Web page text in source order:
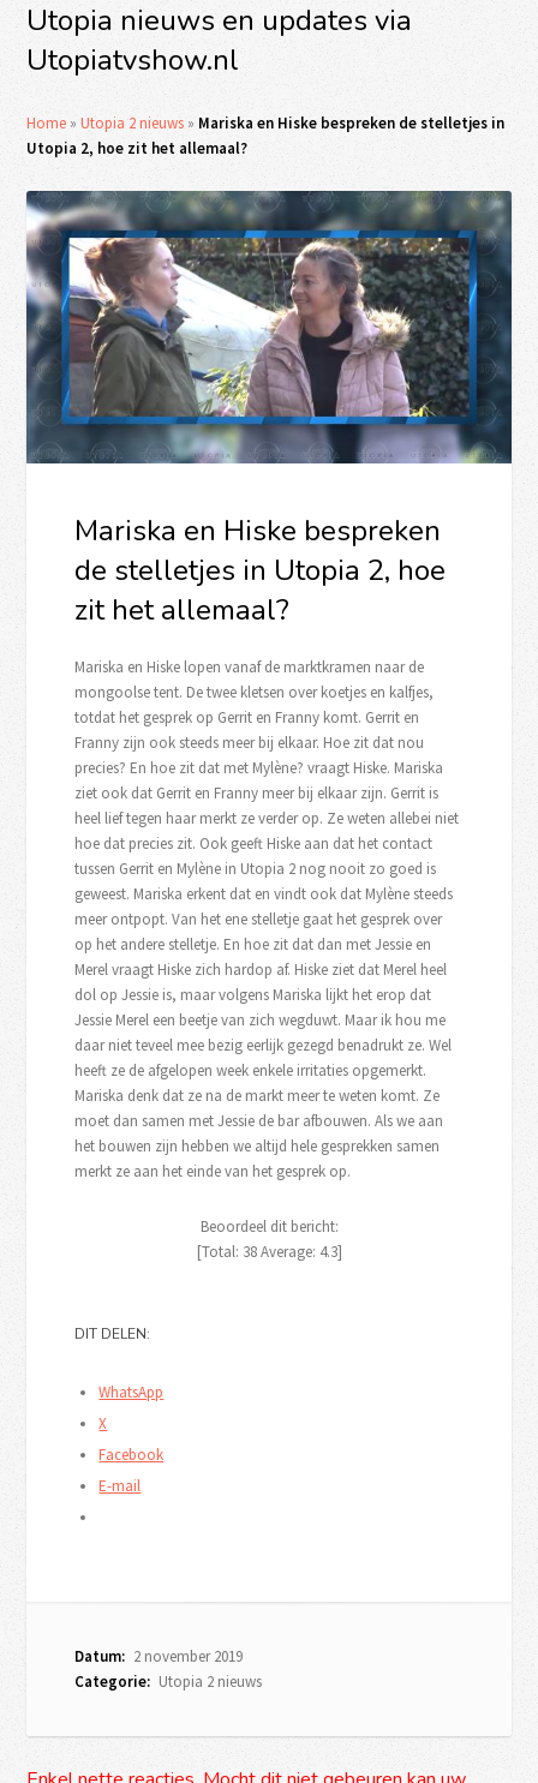
Utopia nieuws en updates via
Utopiatvshow.nl
Home »Utopia 2 nieuws » Mariska en Hiske bespreken de stelletjes in
Utopia 2, hoe zit het allemaal?
Mariska en Hiske bespreken
de stelletjes in Utopia 2, hoe
zit het allemaal?
Mariska en Hiske lopen vanaf de marktkramen naar de
mongoolse tent. De twee kletsen over koetjes en kalfjes,
totdat het gesprek op Gerrit en Franny komt. Gerrit en
Franny zijn ook steeds meer bij elkaar. Hoe zit dat nou
precies? En hoe zit dat met Mylène? vraagt Hiske. Mariska
ziet ook dat Gerrit en Franny meer bij elkaar zijn. Gerrit is
heel lief tegen haar merkt ze verder op. Ze weten allebei niet
hoe dat precies zit. Ook geeft Hiske aan dat het contact
tussen Gerrit en Mylène in Utopia 2 nog nooit zo goed is
geweest. Mariska erkent dat en vindt ook dat Mylène steeds
meer ontpopt. Van het ene stelletje gaat het gesprek over
op het andere stelletje. En hoe zit dat dan met Jessie en
Merel vraagt Hiske zich hardop af. Hiske ziet dat Merel heel
dol op Jessie is, maar volgens Mariska lijkt het erop dat
Jessie Merel een beetje van zich wegduwt. Maar ik hou me
daar niet teveel mee bezig eerlijk gezegd benadrukt ze. Wel
heeft ze de afgelopen week enkele irritaties opgemerkt.
Mariska denk dat ze na de markt meer te weten komt. Ze
moet dan samen met Jessie de bar afbouwen. Als we aan
het bouwen zijn hebben we altijd hele gesprekken samen
merkt ze aan het einde van het gesprek op.
Beoordeel dit bericht:
[Total: 38Average: 4.3]
DIT DELEN:
WhatsApp
X
Facebook
E-mail
Datum: 2 november 2019
Categorie: Utopia 2 nieuws